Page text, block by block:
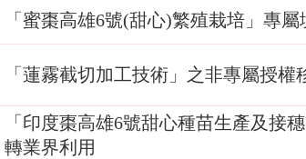
「蜜棗高雄6號(甜心)繁殖栽培」專
「蓮霧截切加工技術」之非專屬授權
「印度棗高雄6號甜心種苗生產及接
轉業界利用